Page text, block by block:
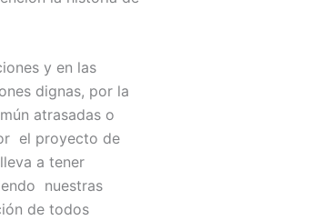
y en las
dignas, por la
atrasadas o
el proyecto de
a tener
nuestras
de todos